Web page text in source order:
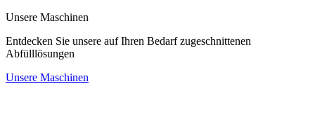
Unsere Maschinen
Entdecken Sie unsere auf Ihren Bedarf zugeschnittenen
Abfülllösungen
Unsere Maschinen